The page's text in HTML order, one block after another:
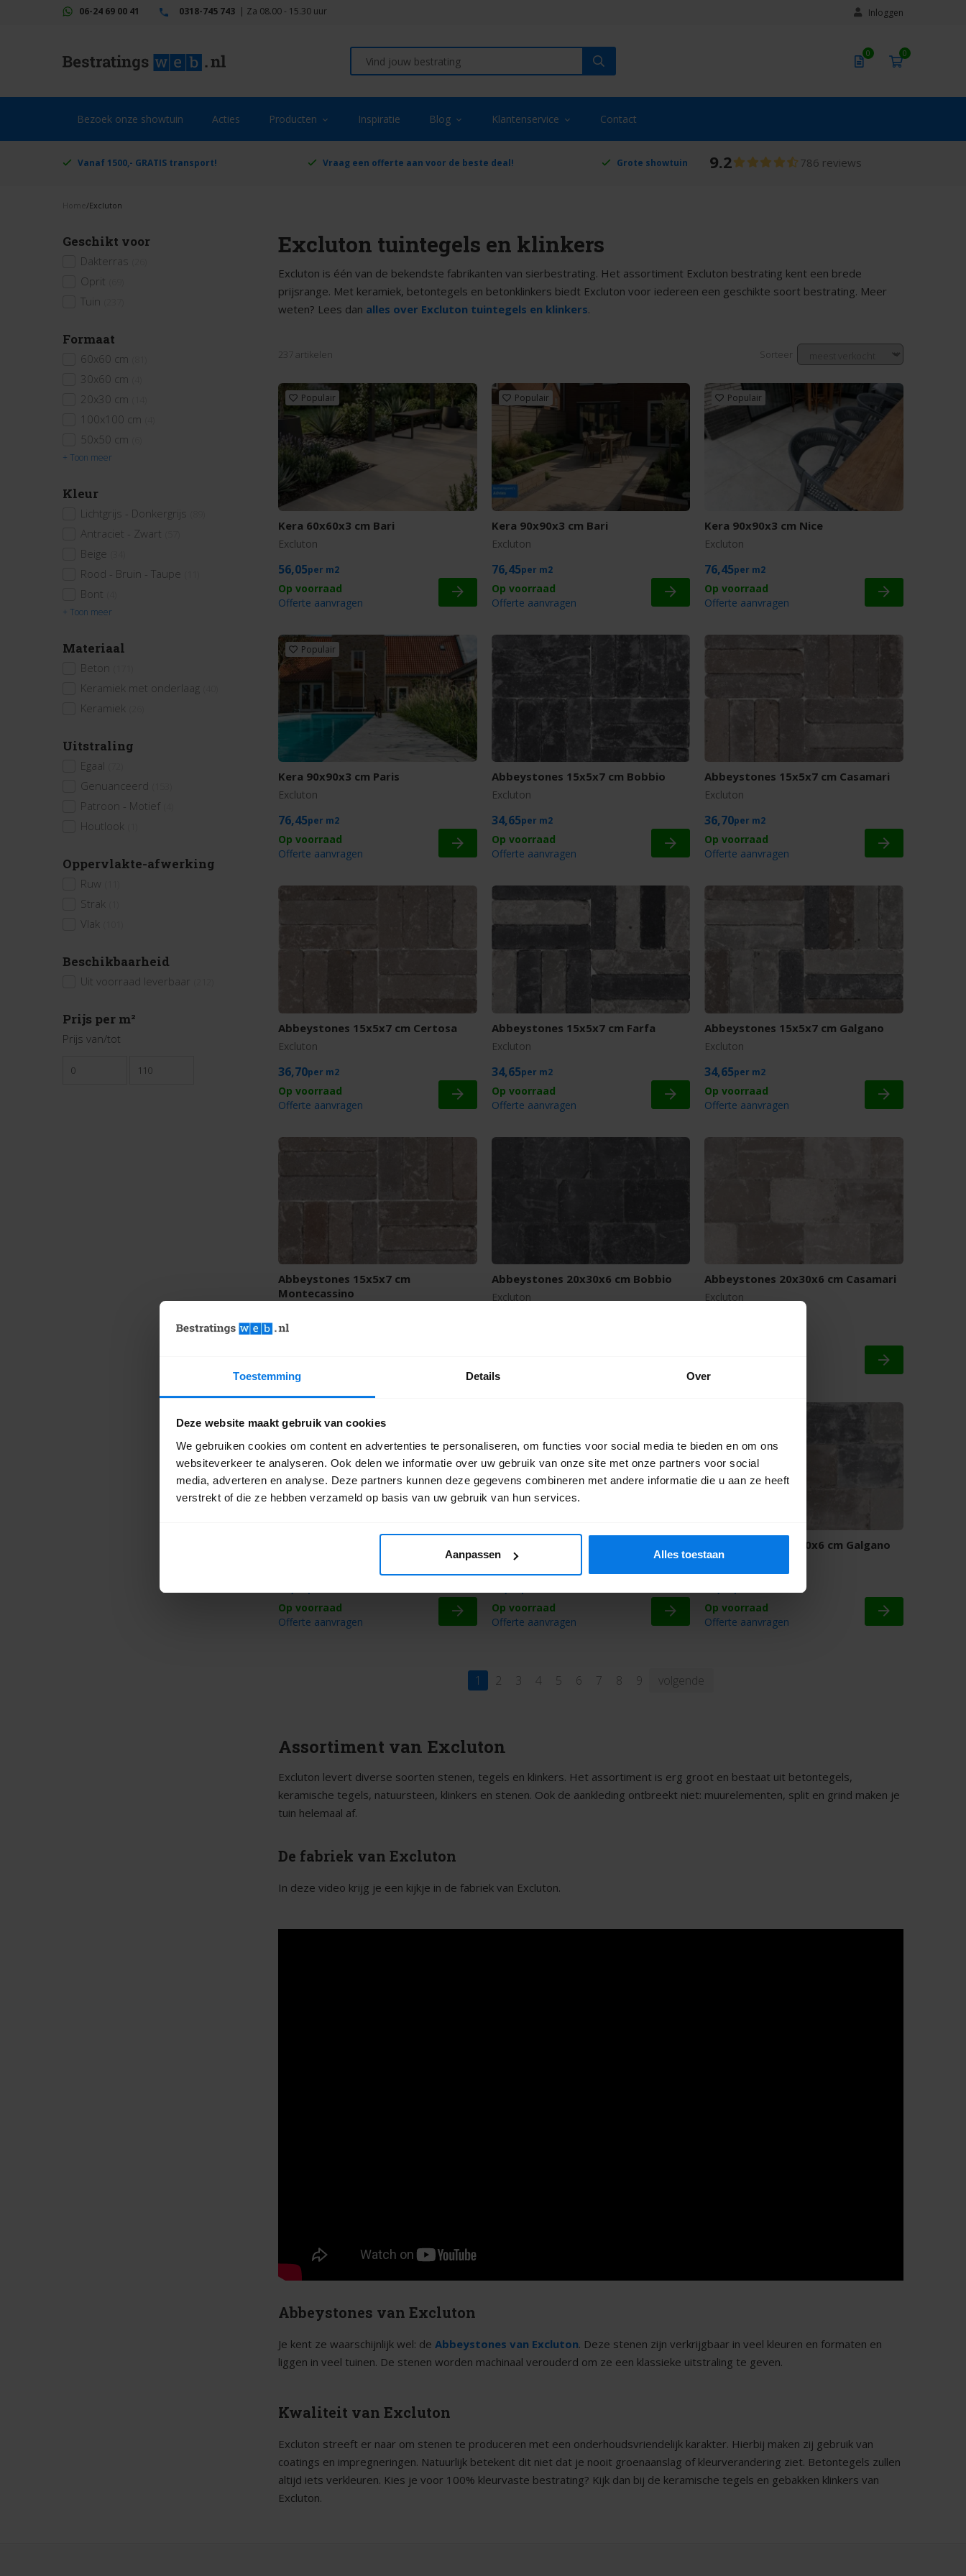
Toestemming Details Over
Deze website maakt gebruik van cookies
We gebruiken cookies om content en advertenties te personaliseren, om functies voor social media te bieden en om ons
websiteverkeer te analyseren. Ook delen we informatie over uw gebruik van onze site met onze partners voor social
media, adverteren en analyse. Deze partners kunnen deze gegevens combineren met andere informatie die u aan ze heeft
verstrekt of die ze hebben verzameld op basis van uw gebruik van hun services.
Aanpassen Alles toestaan
06-24 69 00 41 0318-745 743 | Za 08.00 - 15.30 uur Inloggen
0 0
Bezoek onze showtuin Acties Producten Inspiratie Blog Klantenservice Contact
Vanaf 1500,- GRATIS transport! Vraag een offerte aan voor de beste deal! Grote showtuin 9.2 786 reviews
Home /Excluton
Geschikt voor
Dakterras
Oprit
Tuin
Formaat
60x60 cm
30x60 cm
20x30 cm
100x100 cm
50x50 cm
+ Toon meer
Kleur
Lichtgrijs - Donkergrijs
Antraciet - Zwart
Beige
Rood - Bruin - Taupe
Bont
+ Toon meer
Materiaal
Beton
Keramiek met onderlaag
Keramiek
Uitstraling
Egaal
Genuanceerd
Patroon - Motief
Houtlook
Oppervlakte-afwerking
Ruw
Strak
Vlak
Beschikbaarheid
Uit voorraad leverbaar
Prijs per m²
Prijs van/tot
Excluton tuintegels en klinkers
Excluton is één van de bekendste fabrikanten van sierbestrating. Het assortiment Excluton bestrating kent een brede
prijsrange. Met keramiek, betontegels en betonklinkers biedt Excluton voor iedereen een geschikte soort bestrating. Meer
weten? Lees dan alles over Excluton tuintegels en klinkers.
237 artikelen Sorteer
Populair
Kera 60x60x3 cm Bari
Excluton
56,05 m2
Offerte aanvragen
Populair
Kera 90x90x3 cm Bari
Excluton
76,45 m2
Offerte aanvragen
Populair
Kera 90x90x3 cm Nice
Excluton
76,45 m2
Offerte aanvragen
Populair
Kera 90x90x3 cm Paris
Excluton
76,45 m2
Offerte aanvragen
Abbeystones 15x5x7 cm Bobbio
Excluton
34,65 m2
Offerte aanvragen
Abbeystones 15x5x7 cm Casamari
Excluton
36,70 m2
Offerte aanvragen
Abbeystones 15x5x7 cm Certosa
Excluton
36,70 m2
Offerte aanvragen
Abbeystones 15x5x7 cm Farfa
Excluton
34,65 m2
Offerte aanvragen
Abbeystones 15x5x7 cm Galgano
Excluton
34,65 m2
Offerte aanvragen
Abbeystones 15x5x7 cm
Montecassino
36,70
Offerte aanvragen
Abbeystones 20x30x6 cm Bobbio
Excluton
Offerte aanvragen
Abbeystones 20x30x6 cm Casamari
Excluton
Offerte aanvragen
Excluton
Offerte aanvragen
Abbeystones 20x30x6 cm Galgano
Excluton
Offerte aanvragen
1 2 3 4 5 6 7 8 9 volgende
Assortiment van Excluton
Excluton levert diverse soorten stenen, tegels en klinkers. Het assortiment is erg groot en bestaat uit betontegels,
keramische tegels, natuursteen, klinkers en stenen. Ook de aankleding ontbreekt niet: muurelementen, split en grind maken je
tuin helemaal af.
De fabriek van Excluton
In deze video krijg je een kijkje in de fabriek van Excluton.
Abbeystones van Excluton
Je kent ze waarschijnlijk wel: de Abbeystones van Excluton. Deze stenen zijn verkrijgbaar in veel kleuren en formaten en
liggen in veel tuinen. De stenen worden machinaal verouderd om ze een klassieke uitstraling te geven.
Kwaliteit van Excluton
Excluton streeft er naar om stenen te produceren met een onderhoudsvriendelijk karakter. Hierbij maken zij gebruik van
coatings en impregneringen. Natuurlijk betekent dit niet dat je nooit groenaanslag of kleurverandering ziet. Betontegels zullen
altijd iets verkleuren. Kies je voor 100% kleurvaste bestrating? Kijk dan bij de keramische tegels en gebakken klinkers van
Excluton.